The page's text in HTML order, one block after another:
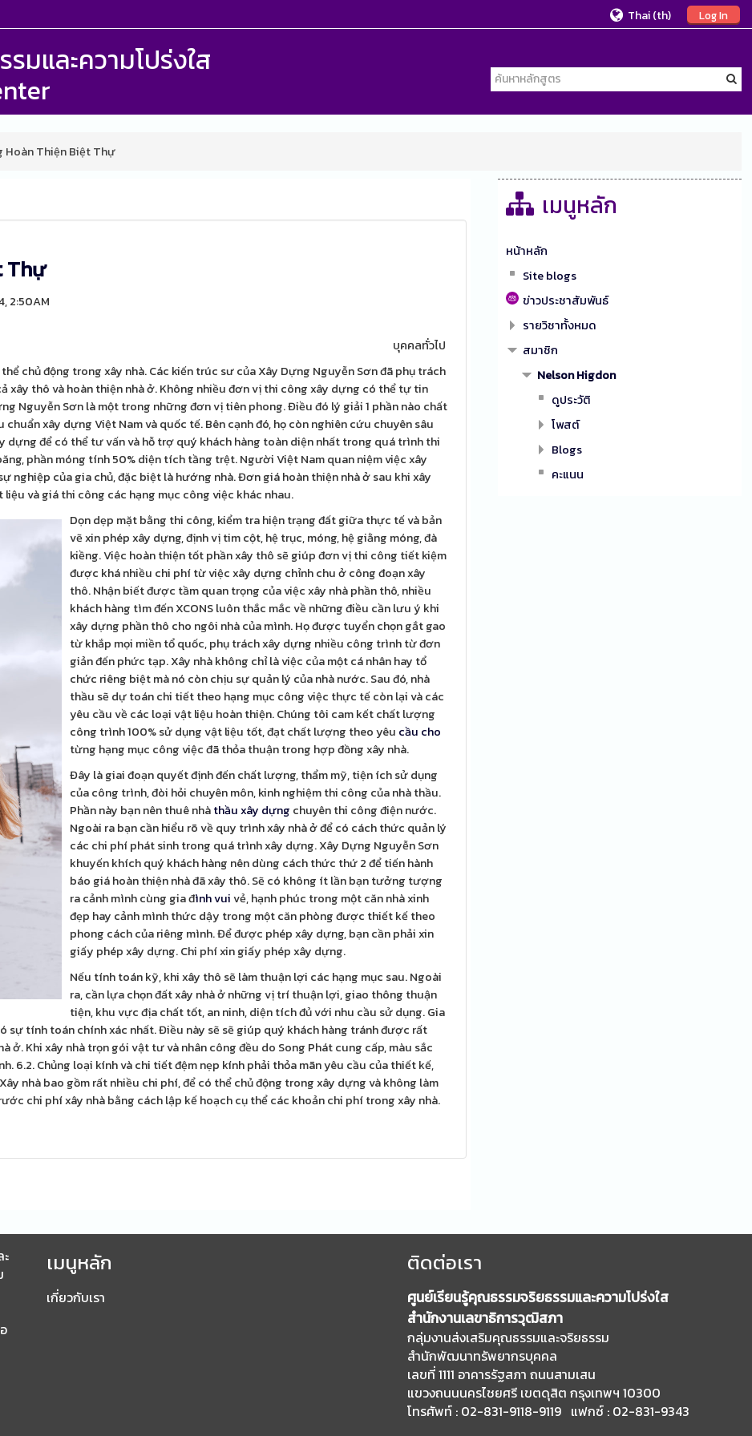
Log In
Thai ‎(th)‎
มและความโปร่งใส
Hoàn Thiện Biệt Thự
Thự
2:50AM
บุคคลทั่วไป
chủ động trong xây nhà. Các kiến trúc sư của Xây Dựng Nguyễn Sơn đã phụ trách
xây thô và hoàn thiện nhà ở. Không nhiều đơn vị thi công xây dựng có thể tự tin
Nguyễn Sơn là một trong những đơn vị tiên phong. Điều đó lý giải 1 phần nào chất
xây dựng Việt Nam và quốc tế. Bên cạnh đó, họ còn nghiên cứu chuyên sâu
dựng để có thể tư vấn và hỗ trợ quý khách hàng toàn diện nhất trong quá trình thi
phần móng tính 50% diện tích tầng trệt. Người Việt Nam quan niệm việc xây
nghiệp của gia chủ, đặc biệt là hướng nhà. Đơn giá hoàn thiện nhà ở sau khi xây
và giá thi công các hạng mục công việc khác nhau.
Dọn dẹp mặt bằng thi công, kiểm tra hiện trạng đất giữa thực tế và bản
vẽ xin phép xây dựng, định vị tim cột, hệ trục, móng, hệ giằng móng, đà
kiềng. Việc hoàn thiện tốt phần xây thô sẽ giúp đơn vị thi công tiết kiệm
được khá nhiều chi phí từ việc xây dựng chỉnh chu ở công đoạn xây
thô. Nhận biết được tầm quan trọng của việc xây nhà phần thô, nhiều
khách hàng tìm đến XCONS luôn thắc mắc về những điều cần lưu ý khi
xây dựng phần thô cho ngôi nhà của mình. Họ được tuyển chọn gắt gao
từ khắp mọi miền tổ quốc, phụ trách xây dựng nhiều công trình từ đơn
giản đến phức tạp. Xây nhà không chỉ là việc của một cá nhân hay tổ
chức riêng biệt mà nó còn chịu sự quản lý của nhà nước. Sau đó, nhà
thầu sẽ dự toán chi tiết theo hạng mục công việc thực tế còn lại và các
yêu cầu về các loại vật liệu hoàn thiện. Chúng tôi cam kết chất lượng
công trình 100% sử dụng vật liệu tốt, đạt chất lượng theo yêu cầu cho
từng hạng mục công việc đã thỏa thuận trong hợp đồng xây nhà.
Đây là giai đoạn quyết định đến chất lượng, thẩm mỹ, tiện ích sử dụng
của công trình, đòi hỏi chuyên môn, kinh nghiệm thi công của nhà thầu.
Phần này bạn nên thuê nhàthầu xây dựng chuyên thi công điện nước.
Ngoài ra bạn cần hiểu rõ về quy trình xây nhà ở để có cách thức quản lý
các chi phí phát sinh trong quá trình xây dựng. Xây Dựng Nguyễn Sơn
khuyến khích quý khách hàng nên dùng cách thức thứ 2 để tiến hành
báo giá hoàn thiện nhà đã xây thô. Sẽ có không ít lần bạn tưởng tượng
ra cảnh mình cùng gia đình vuivẻ, hạnh phúc trong một căn nhà xinh
đẹp hay cảnh mình thức dậy trong một căn phòng được thiết kế theo
phong cách của riêng mình. Để được phép xây dựng, bạn cần phải xin
giấy phép xây dựng. Chi phí xin giấy phép xây dựng.
Nếu tính toán kỹ, khi xây thô sẽ làm thuận lợi các hạng mục sau. Ngoài
ra, cần lựa chọn đất xây nhà ở những vị trí thuận lợi, giao thông thuận
tiện, khu vực địa chất tốt, an ninh, diện tích đủ với nhu cầu sử dụng. Gia
sự tính toán chính xác nhất. Điều này sẽ sẽ giúp quý khách hàng tránh được rất
Khi xây nhà trọn gói vật tư và nhân công đều do Song Phát cung cấp, màu sắc
6.2. Chủng loại kính và chi tiết đệm nẹp kính phải thỏa mãn yêu cầu của thiết kế,
nhà bao gồm rất nhiều chi phí, để có thể chủ động trong xây dựng và không làm
chi phí xây nhà bằng cách lập kế hoạch cụ thể các khoản chi phí trong xây nhà.
เมนูหลัก
หน้าหลัก
Site blogs
ข่าวประชาสัมพันธ์
รายวิชาทั้งหมด
สมาชิก
Nelson Higdon
ดูประวัติ
โพสต์
Blogs
คะแนน
เมนูหลัก
เกี่ยวกับเรา
ติดต่อเรา
ศูนย์เรียนรู้คุณธรรมจริยธรรมและความโปร่งใส
สำนักงานเลขาธิการวุฒิสภา
กลุ่มงานส่งเสริมคุณธรรมและจริยธรรม
สำนักพัฒนาทรัพยากรบุคคล
เลขที่ 1111 อาคารรัฐสภา ถนนสามเสน
แขวงถนนนครไชยศรี เขตดุสิต กรุงเทพฯ 10300
โทรศัพท์ : 02-831-9118-9119 แฟกซ์ : 02-831-9343